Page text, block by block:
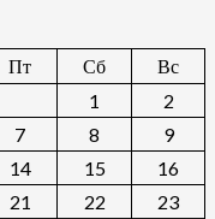
Пт Сб
Вс
1
2
7 8
9
14 15
16
21 22
23